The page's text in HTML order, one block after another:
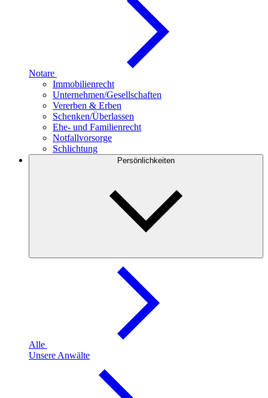
Notare
Immobilienrecht
Unternehmen/Gesellschaften
Vererben & Erben
Schenken/Überlassen
Ehe- und Familienrecht
Notfallvorsorge
Schlichtung
Persönlichkeiten
Alle
Unsere Anwälte